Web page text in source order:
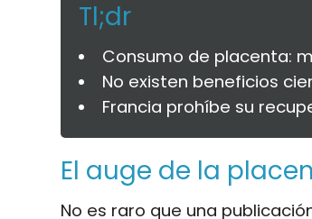
Tl;dr
Consumo de placenta:
No existen beneficios
Francia prohíbe su
El auge de la
No es raro que una